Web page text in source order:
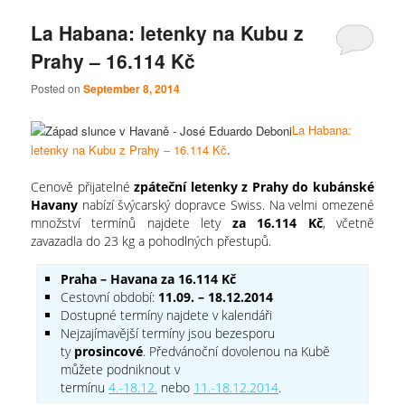
La Habana: letenky na Kubu z
Prahy – 16.114 Kč
Posted onSeptember 8, 2014
La Habana:
letenky na Kubu z Prahy – 16.114 Kč.
Cenově přijatelnézpáteční letenky z Prahy do kubánské
Havany nabízí švýcarský dopravce Swiss. Na velmi omezené
množství termínů najdete lety za 16.114 Kč, včetně
zavazadla do 23 kg a pohodlných přestupů.
Praha – Havana za 16.114 Kč
Cestovní období: 11.09. – 18.12.2014
Dostupné termíny najdete v kalendáři
Nejzajímavější termíny jsou bezesporu
ty prosincové. Předvánoční dovolenou na Kubě
můžete podniknout v
termínu4.-18.12. nebo 11.-18.12.2014.